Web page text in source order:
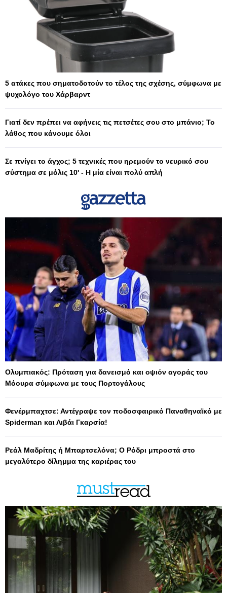
5 ατάκες που σηματοδοτούν το τέλος της σχέσης, σύμφωνα με
ψυχολόγο του Χάρβαρντ
Γιατί δεν πρέπει να αφήνεις τις πετσέτες σου στο μπάνιο; Το
λάθος που κάνουμε όλοι
Σε πνίγει το άγχος; 5 τεχνικές που ηρεμούν το νευρικό σου
σύστημα σε μόλις 10' - Η μία είναι πολύ απλή
Ολυμπιακός: Πρόταση για δανεισμό και οψιόν αγοράς του
Μόουρα σύμφωνα με τους Πορτογάλους
Φενέρμπαχτσε: Αντέγραψε τον ποδοσφαιρικό Παναθηναϊκό με
Spiderman και Λιβάι Γκαρσία!
Ρεάλ Μαδρίτης ή Μπαρτσελόνα; Ο Ρόδρι μπροστά στο
μεγαλύτερο δίλημμα της καριέρας του